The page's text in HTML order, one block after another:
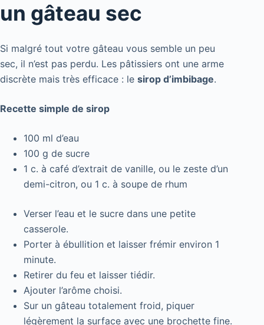
un gâteau sec
Si malgré tout votre gâteau vous semble un peu
sec, il n’est pas perdu. Les pâtissiers ont une arme
discrète mais très efficace : le sirop d’imbibage.
Recette simple de sirop
100 ml d’eau
100 g de sucre
1 c. à café d’extrait de vanille, ou le zeste d’un
demi-citron, ou 1 c. à soupe de rhum
Verser l’eau et le sucre dans une petite
casserole.
Porter à ébullition et laisser frémir environ 1
minute.
Retirer du feu et laisser tiédir.
Ajouter l’arôme choisi.
Sur un gâteau totalement froid, piquer
légèrement la surface avec une brochette fine.